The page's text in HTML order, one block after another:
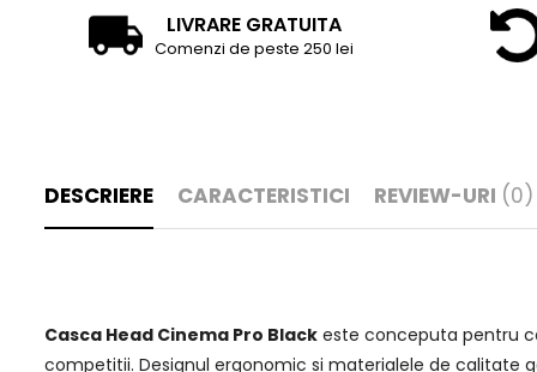
LIVRARE GRATUITA
Comenzi de peste 250 lei
DESCRIERE CARACTERISTICI REVIEW-URI (0)
Casca Head Cinema Pro Black este conceputa pentru
competitii. Designul ergonomic si materialele de calitate